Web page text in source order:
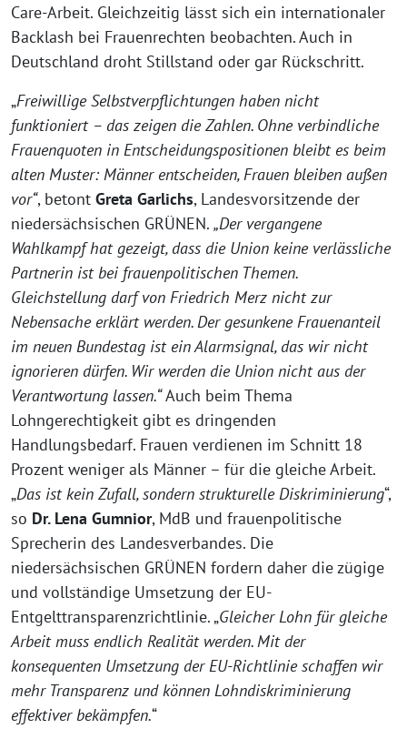
Care-Arbeit. Gleichzeitig lässt sich ein internationaler
Backlash bei Frauenrechten beobachten. Auch in
Deutschland droht Stillstand oder gar Rückschritt.
„Freiwillige Selbstverpflichtungen haben nicht
funktioniert – das zeigen die Zahlen. Ohne verbindliche
Frauenquoten in Entscheidungspositionen bleibt es beim
alten Muster: Männer entscheiden, Frauen bleiben außen
vor“, betont Greta Garlichs, Landesvorsitzende der
niedersächsischen GRÜNEN. „Der vergangene
Wahlkampf hat gezeigt, dass die Union keine verlässliche
Partnerin ist bei frauenpolitischen Themen.
Gleichstellung darf von Friedrich Merz nicht zur
Nebensache erklärt werden. Der gesunkene Frauenanteil
im neuen Bundestag ist ein Alarmsignal, das wir nicht
ignorieren dürfen. Wir werden die Union nicht aus der
Verantwortung lassen.“Auch beim Thema
Lohngerechtigkeit gibt es dringenden
Handlungsbedarf. Frauen verdienen im Schnitt 18
Prozent weniger als Männer – für die gleiche Arbeit.
„Das ist kein Zufall, sondern strukturelle Diskriminierung“,
so Dr. Lena Gumnior, MdB und frauenpolitische
Sprecherin des Landesverbandes. Die
niedersächsischen GRÜNEN fordern daher die zügige
und vollständige Umsetzung der EU-
Entgelttransparenzrichtlinie. „Gleicher Lohn für gleiche
Arbeit muss endlich Realität werden. Mit der
konsequenten Umsetzung der EU-Richtlinie schaffen wir
mehr Transparenz und können Lohndiskriminierung
effektiver bekämpfen.“